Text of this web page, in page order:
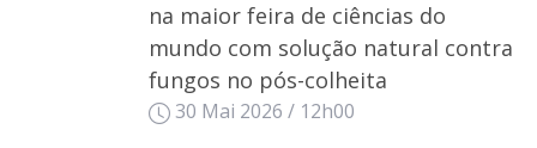
na maior feira de ciências do
mundo com solução natural contra
fungos no pós-colheita
30 Mai 2026 / 12h00